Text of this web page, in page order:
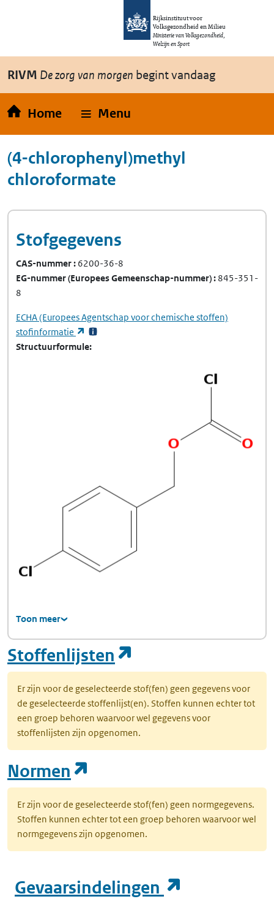
Overslaan en naar de inhoud gaan
Rijksinstituut voor
Volksgezondheid en Milieu
Ministerie van Volksgezondheid,
Welzijn en Sport
RIVM De zorg van morgen begint vandaag
Home Menu
(4-chlorophenyl)methyl
chloroformate
Stofgegevens
CAS-nummer 6200-36-8
EG-nummer(Europees Gemeenschap-nummer) 845-351-
8
ECHA(Europees Agentschap voor chemische stoffen)
stofinformatie
(opent in een nieuw tabblad)
Structuurformule
Toon meer
Stoffenlijsten
Er zijn voor de geselecteerde stof(fen) geen gegevens voor
de geselecteerde stoffenlijst(en). Stoffen kunnen echter tot
een groep behoren waarvoor wel gegevens voor
stoffenlijsten zijn opgenomen.
Normen
Er zijn voor de geselecteerde stof(fen) geen normgegevens.
Stoffen kunnen echter tot een groep behoren waarvoor wel
normgegevens zijn opgenomen.
Gevaarsindelingen